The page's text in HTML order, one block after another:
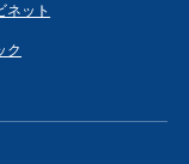
ネット
ク